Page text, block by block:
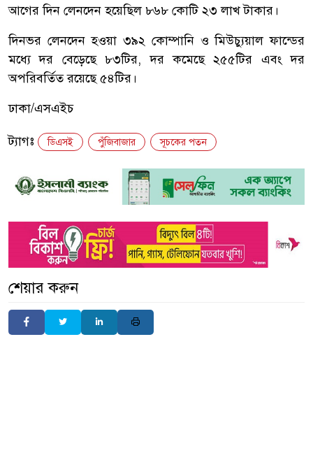
আগের দিন লেনদেন হয়েছিল ৮৬৮ কোটি ২৩ লাখ টাকার।
দিনভর লেনদেন হওয়া ৩৯২ কোম্পানি ও মিউচ্যুয়াল ফান্ডের
মধ্যে দর বেড়েছে ৮৩টির, দর কমেছে ২৫৫টির এবং দর
অপরিবর্তিত রয়েছে ৫৪টির।
ঢাকা/এসএইচ
ট্যাগঃ ডিএসই পুঁজিবাজার সূচকের পতন
শেয়ার করুন